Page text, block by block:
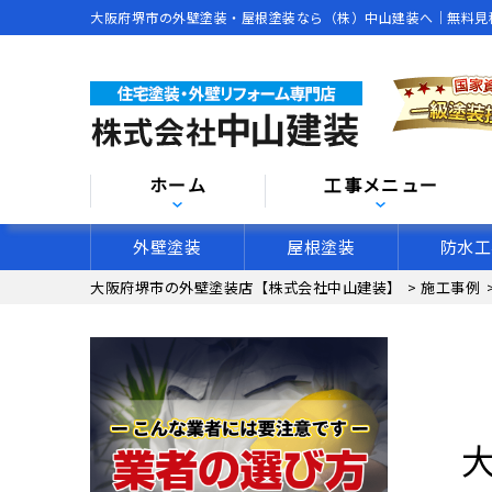
大阪府堺市の外壁塗装・屋根塗装なら（株）中山建装へ｜無料
ホーム 工事メニュー
外壁塗装 屋根塗装 防水
大阪府堺市の外壁塗装店【株式会社中山建装】 > 施工事例